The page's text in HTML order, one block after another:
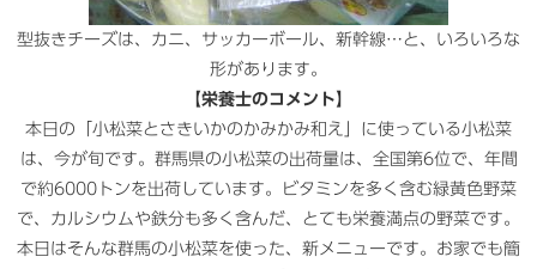
型抜きチーズは、カニ、サッカーボール、新幹線…と、いろいろな
形があります。
【栄養士のコメント】
本日の「小松菜とさきいかのかみかみ和え」に使っている小松菜
は、今が旬です。群馬県の小松菜の出荷量は、全国第6位で、年間
で約6000トンを出荷しています。ビタミンを多く含む緑黄色野菜
で、カルシウムや鉄分も多く含んだ、とても栄養満点の野菜です。
本日はそんな群馬の小松菜を使った、新メニューです。お家でも簡